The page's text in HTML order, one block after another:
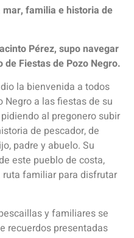
mar, familia e historia de
Pérez, supo navegar
Fiestas de Pozo Negro.
la bienvenida a todos
Negro a las fiestas de su
al pregonero subir
de pescador, de
padre y abuelo. Su
este pueblo de costa,
familiar para disfrutar
y familiares se
recuerdos presentadas